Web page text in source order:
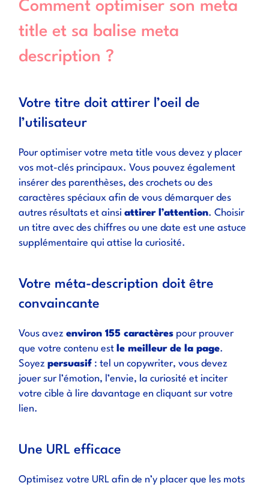
Comment optimiser son meta
title et sa balise meta
description ?
Votre titre doit attirer l’oeil de
l’utilisateur
Pour optimiser votre meta title vous devez y placer
vos mot-clés principaux. Vous pouvez également
insérer des parenthèses, des crochets ou des
caractères spéciaux afin de vous démarquer des
autres résultats et ainsiattirer l’attention. Choisir
un titre avec des chiffres ou une date est une astuce
supplémentaire qui attise la curiosité.
Votre méta-description doit être
convaincante
Vous avezenviron 155 caractères pour prouver
que votre contenu est le meilleur de la page.
Soyezpersuasif : tel un copywriter, vous devez
jouer sur l’émotion, l’envie, la curiosité et inciter
votre cible à lire davantage en cliquant sur votre
lien.
Une URL efficace
Optimisez votre URL afin de n’y placer que les mots